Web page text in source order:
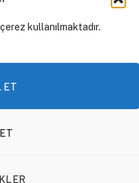
kullanılmaktadır.
ET